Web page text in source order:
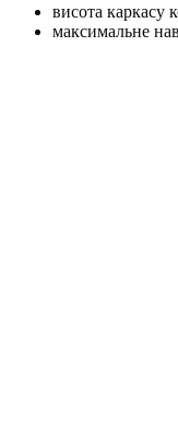
висота каркасу
максимальне